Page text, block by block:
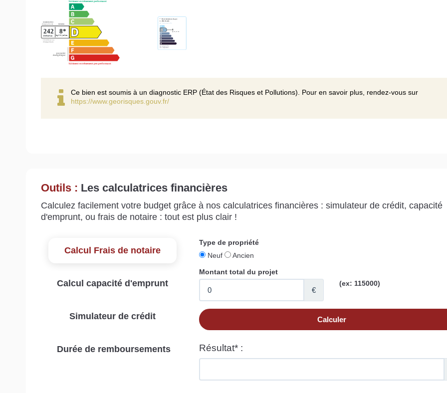
Ce bien est soumis à un diagnostic ERP (État des Risques et Pollutions). Pour en savoir plus, rendez-vous sur
https://www.georisques.gouv.fr/
Outils : Les calculatrices financières
Calculez facilement votre budget grâce à nos calculatrices financières : simulateur de crédit, capacité
d'emprunt, ou frais de notaire : tout est plus clair !
Calcul Frais de notaire
Calcul capacité d'emprunt
Simulateur de crédit
Durée de remboursements